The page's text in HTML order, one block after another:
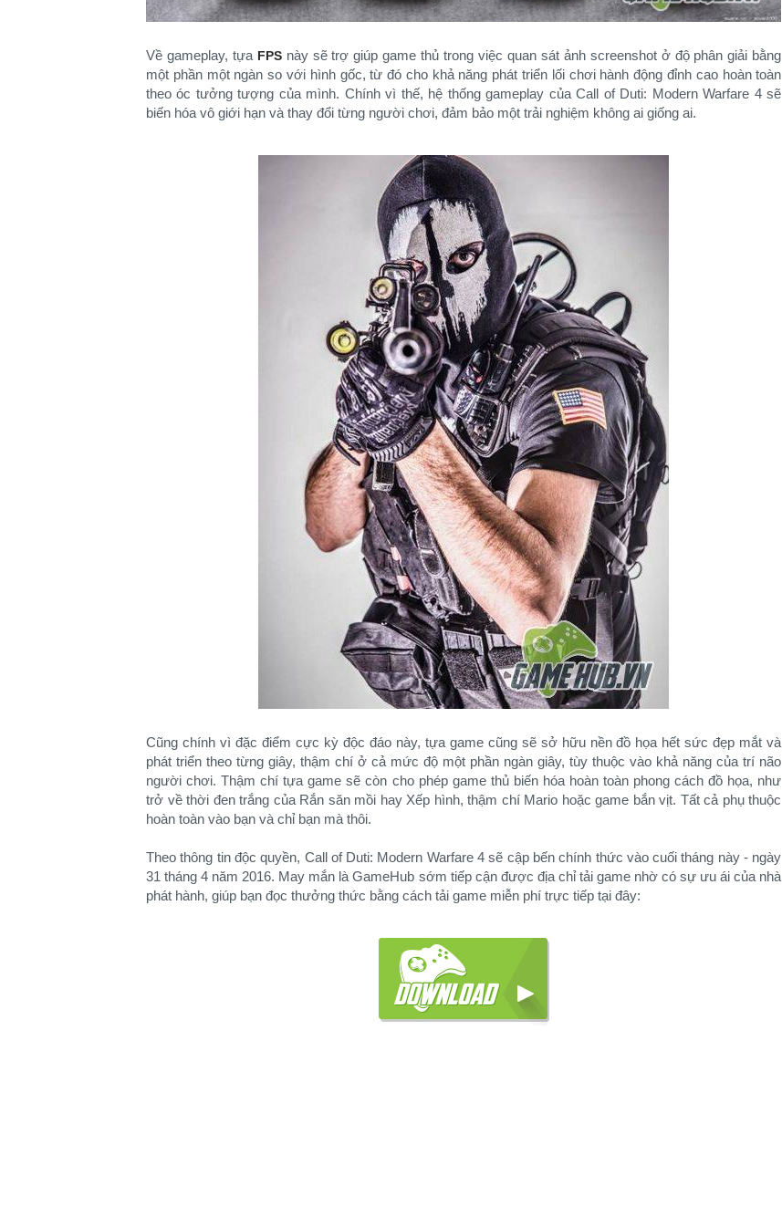
Về gameplay, tựa FPSnày sẽ trợ giúp game thủ trong việc quan sát ảnh screenshot ở độ phân giải bằng
một phần một ngàn so với hình gốc, từ đó cho khả năng phát triển lối chơi hành động đỉnh cao hoàn toàn
theo óc tưởng tượng của mình. Chính vì thế, hệ thống gameplay của Call of Duti: Modern Warfare 4 sẽ
biến hóa vô giới hạn và thay đổi từng người chơi, đảm bảo một trải nghiệm không ai giống ai.
Cũng chính vì đặc điểm cực kỳ độc đáo này, tựa game cũng sẽ sở hữu nền đồ họa hết sức đẹp mắt và
phát triển theo từng giây, thậm chí ở cả mức độ một phần ngàn giây, tùy thuộc vào khả năng của trí não
người chơi. Thậm chí tựa game sẽ còn cho phép game thủ biến hóa hoàn toàn phong cách đồ họa, như
trở về thời đen trắng của Rắn săn mồi hay Xếp hình, thậm chí Mario hoặc game bắn vịt. Tất cả phụ thuộc
hoàn toàn vào bạn và chỉ bạn mà thôi.
Theo thông tin độc quyền, Call of Duti: Modern Warfare 4 sẽ cập bến chính thức vào cuối tháng này - ngày
31 tháng 4 năm 2016. May mắn là GameHub sớm tiếp cận được địa chỉ tải game nhờ có sự ưu ái của nhà
phát hành, giúp bạn đọc thưởng thức bằng cách tải game miễn phí trực tiếp tại đây: